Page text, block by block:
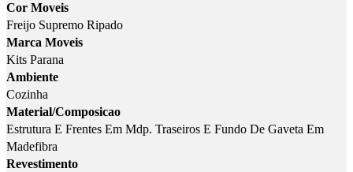
Cor Moveis
Freijo Supremo Ripado
Marca Moveis
Kits Parana
Ambiente
Cozinha
Material/Composicao
Estrutura E Frentes Em Mdp. Traseiros E Fundo De Gaveta Em
Madefibra
Revestimento